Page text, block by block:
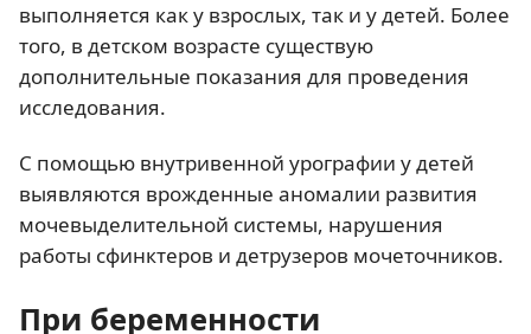
выполняется как у взрослых, так и у детей. Более
того, в детском возрасте существую
дополнительные показания для проведения
исследования.
С помощью внутривенной урографии у детей
выявляются врожденные аномалии развития
мочевыделительной системы, нарушения
работы сфинктеров и детрузеров мочеточников.
При беременности